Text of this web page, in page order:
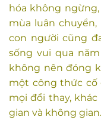
hóa không
mùa luân
con người cũng
sống vui qua
không nên đóng
một công thức cố
mọi đổi thay,
gian và không gian.